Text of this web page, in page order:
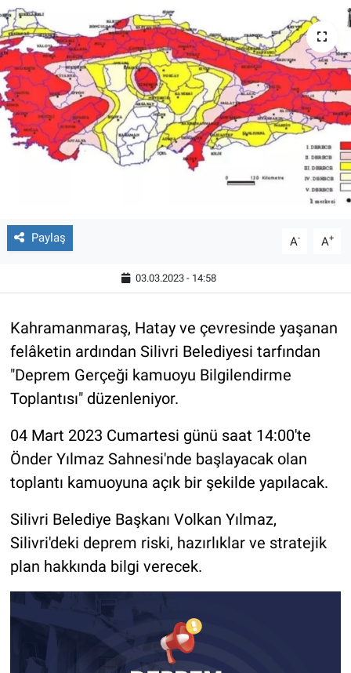
Paylaş A- A+
03.03.2023 - 14:58
Kahramanmaraş, Hatay ve çevresinde yaşanan
felâketin ardından Silivri Belediyesi tarfından
"Deprem Gerçeği kamuoyu Bilgilendirme
Toplantısı" düzenleniyor.
04 Mart 2023 Cumartesi günü saat 14:00'te
Önder Yılmaz Sahnesi'nde başlayacak olan
toplantı kamuoyuna açık bir şekilde yapılacak.
Silivri Belediye Başkanı Volkan Yılmaz,
Silivri'deki deprem riski, hazırlıklar ve stratejik
plan hakkında bilgi verecek.